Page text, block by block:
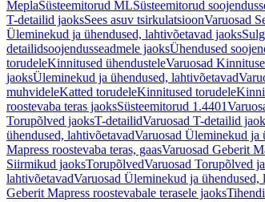
MeplaSüsteemitorud MLSüsteemitorud
T-detailid jaoksSees asuv tsirkulatsioonVaruosad
Üleminekud ja ühendused, lahtivõetavad jaoks
detailidsoojendusseadmele jaoksÜhendused
torudeleKinnitused ühendusteleVaruosad
jaoksÜleminekud ja ühendused, lahtivõetavad
muhvideleKatted torudeleKinnitused torudele
roostevaba teras jaoksSüsteemitorud 1.4401
Torupõlved jaoksT-detailidVaruosad T-detailid
ühendused, lahtivõetavadVaruosad Üleminekud ja
Mapress roostevaba teras, gaasVaruosad Geberit
Siirmikud jaoksTorupõlvedVaruosad Torupõlved
lahtivõetavadVaruosad Üleminekud ja ühendused,
Geberit Mapress roostevabale terasele jaoks